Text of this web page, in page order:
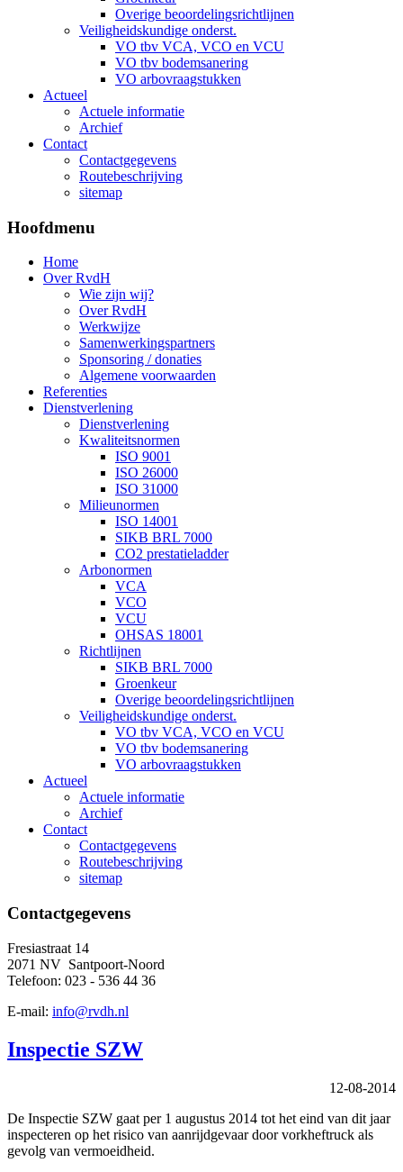
Overige beoordelingsrichtlijnen
Veiligheidskundige onderst.
VO tbv VCA, VCO en VCU
VO tbv bodemsanering
VO arbovraagstukken
Actueel
Actuele informatie
Archief
Contact
Contactgegevens
Routebeschrijving
sitemap
Hoofdmenu
Home
Over RvdH
Wie zijn wij?
Over RvdH
Werkwijze
Samenwerkingspartners
Sponsoring / donaties
Algemene voorwaarden
Referenties
Dienstverlening
Dienstverlening
Kwaliteitsnormen
ISO 9001
ISO 26000
ISO 31000
Milieunormen
ISO 14001
SIKB BRL 7000
CO2 prestatieladder
Arbonormen
VCA
VCO
VCU
OHSAS 18001
Richtlijnen
SIKB BRL 7000
Groenkeur
Overige beoordelingsrichtlijnen
Veiligheidskundige onderst.
VO tbv VCA, VCO en VCU
VO tbv bodemsanering
VO arbovraagstukken
Actueel
Actuele informatie
Archief
Contact
Contactgegevens
Routebeschrijving
sitemap
Contactgegevens
Fresiastraat 14
2071 NV Santpoort-Noord
Telefoon: 023 - 536 44 36
E-mail: info@rvdh.nl
Inspectie SZW
12-08-2014
De Inspectie SZW gaat per 1 augustus 2014 tot het eind van dit jaar
inspecteren op het risico van aanrijdgevaar door vorkheftruck als
gevolg van vermoeidheid.